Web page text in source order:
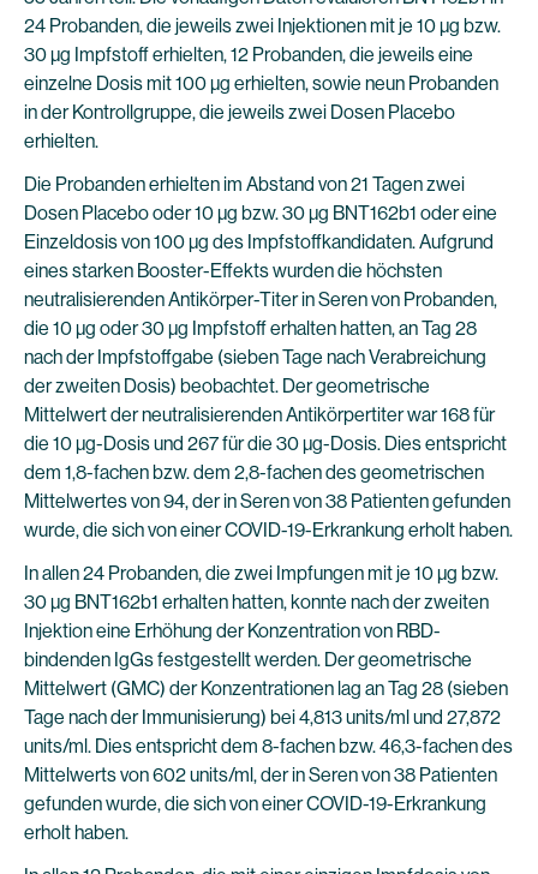
24 Probanden, die jeweils zwei Injektionen mit je 10 µg bzw.
30 µg Impfstoff erhielten, 12 Probanden, die jeweils eine
einzelne Dosis mit 100 µg erhielten, sowie neun Probanden
in der Kontrollgruppe, die jeweils zwei Dosen Placebo
erhielten.
Die Probanden erhielten im Abstand von 21 Tagen zwei
Dosen Placebo oder 10 µg bzw. 30 µg BNT162b1 oder eine
Einzeldosis von 100 µg des Impfstoffkandidaten. Aufgrund
eines starken Booster-Effekts wurden die höchsten
neutralisierenden Antikörper-Titer in Seren von Probanden,
die 10 µg oder 30 µg Impfstoff erhalten hatten, an Tag 28
nach der Impfstoffgabe (sieben Tage nach Verabreichung
der zweiten Dosis) beobachtet. Der geometrische
Mittelwert der neutralisierenden Antikörpertiter war 168 für
die 10 µg-Dosis und 267 für die 30 µg-Dosis. Dies entspricht
dem 1,8-fachen bzw. dem 2,8-fachen des geometrischen
Mittelwertes von 94, der in Seren von 38 Patienten gefunden
wurde, die sich von einer COVID-19-Erkrankung erholt haben.
In allen 24 Probanden, die zwei Impfungen mit je 10 µg bzw.
30 µg BNT162b1 erhalten hatten, konnte nach der zweiten
Injektion eine Erhöhung der Konzentration von RBD-
bindenden IgGs festgestellt werden. Der geometrische
Mittelwert (GMC) der Konzentrationen lag an Tag 28 (sieben
Tage nach der Immunisierung) bei 4,813 units/ml und 27,872
units/ml. Dies entspricht dem 8-fachen bzw. 46,3-fachen des
Mittelwerts von 602 units/ml, der in Seren von 38 Patienten
gefunden wurde, die sich von einer COVID-19-Erkrankung
erholt haben.